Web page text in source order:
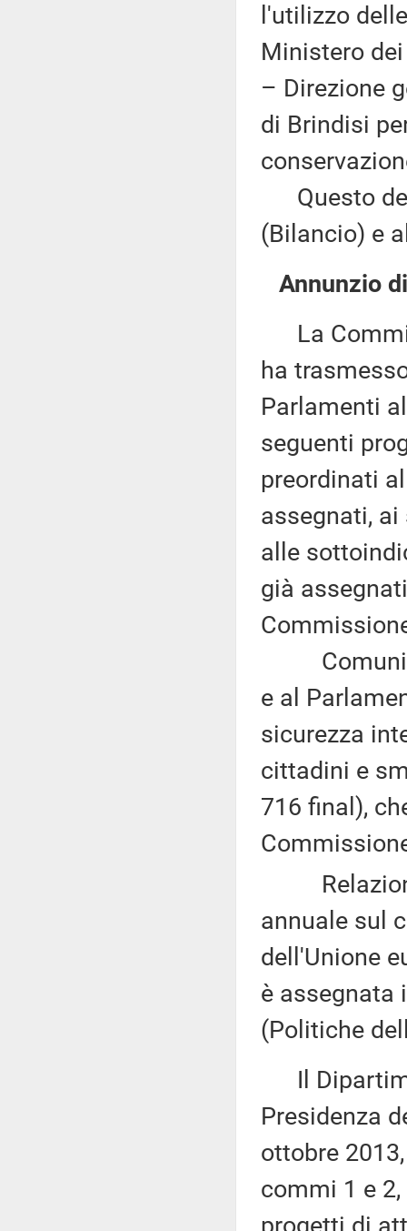
l'utilizzo
Ministero
– Direzione
di Brindisi
Questo
(Bilancio) e
Annunzio
La
ha
Parlamenti
seguenti
preordinati
assegnati,
alle
già
e al
sicurezza
cittadini e
716 final),
Relazione
annuale sul
dell'Unione
è assegnata
(Politiche
Il
Presidenza
ottobre
commi 1 e